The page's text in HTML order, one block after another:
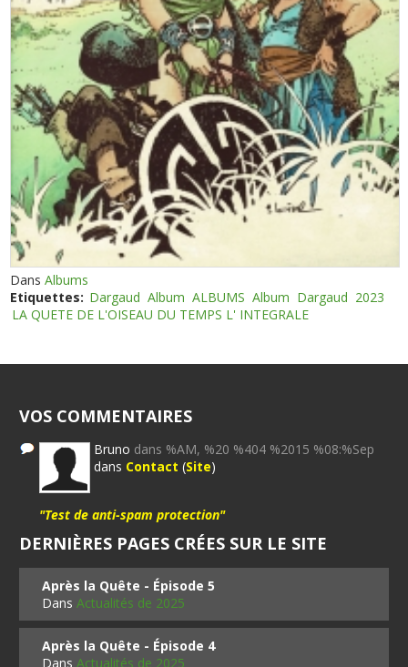
DansAlbums
Etiquettes: Dargaud Album ALBUMS Album Dargaud 2023
LA QUETE DE L'OISEAU DU TEMPS L' INTEGRALE
VOS COMMENTAIRES
Bruno dans %AM, %20 %404 %2015 %08:%Sep
dans Contact (Site)
"Test de anti-spam protection"
DERNIÈRES PAGES CRÉES SUR LE SITE
Après la Quête - Épisode 5
DansActualités de 2025
Après la Quête - Épisode 4
DansActualités de 2025